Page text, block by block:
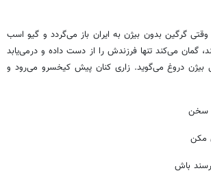
وقتی گرگین بدون بیژن به ایران باز می‌گردد و گیو اسب
گمان می‌کند تنها فرزندش را از دست داده و درمی‌یابد
بیژن دروغ می‌گوید. زاری کنان پیش کیخسرو می‌رود و
سخن
مکن
باش